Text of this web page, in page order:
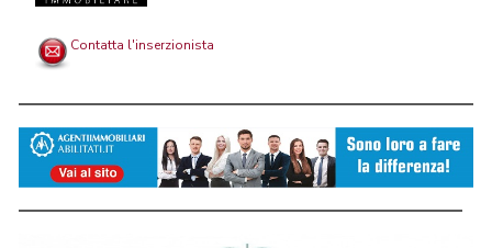
Contatta l'inserzionista